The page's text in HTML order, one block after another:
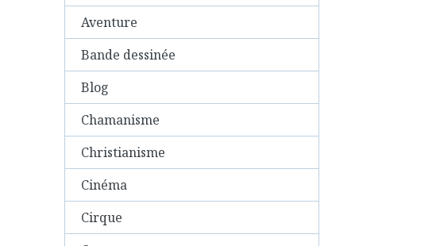
Aventure
Bande dessinée
Blog
Chamanisme
Christianisme
Cinéma
Cirque